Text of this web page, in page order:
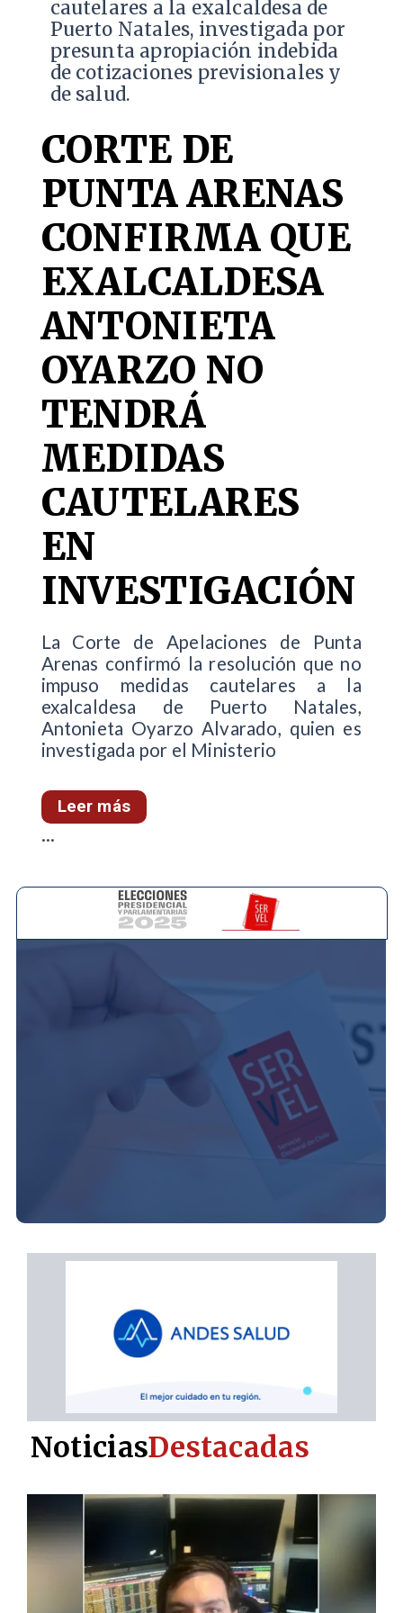
cautelares a la exalcaldesa de
Puerto Natales, investigada por
presunta apropiación indebida
de cotizaciones previsionales y
de salud.
CORTE DE
PUNTA ARENAS
CONFIRMA QUE
EXALCALDESA
ANTONIETA
OYARZO NO
TENDRÁ
MEDIDAS
CAUTELARES
EN
INVESTIGACIÓN
La Corte de Apelaciones de Punta
Arenas confirmó la resolución que no
impuso medidas cautelares a la
exalcaldesa de Puerto Natales,
Antonieta Oyarzo Alvarado, quien es
investigada por el Ministerio
Leer más
...
NoticiasDestacadas